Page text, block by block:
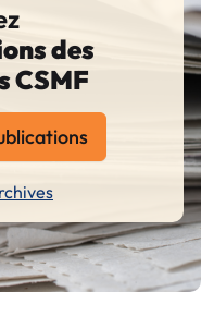
des
CSMF